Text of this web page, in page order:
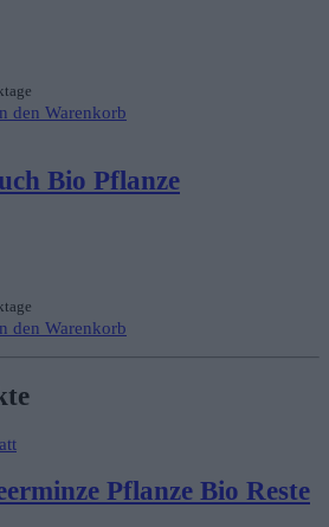
den Warenkorb
Bio Pflanze
den Warenkorb
Pflanze Bio Reste